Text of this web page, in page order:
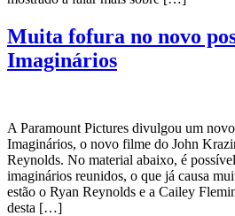
Muita fofura no novo
Imaginários
A Paramount Pictures divulgou um
Imaginários, o novo filme do John
Reynolds. No material abaixo, é
imaginários reunidos, o que já causa
estão o Ryan Reynolds e a Cailey
desta […]